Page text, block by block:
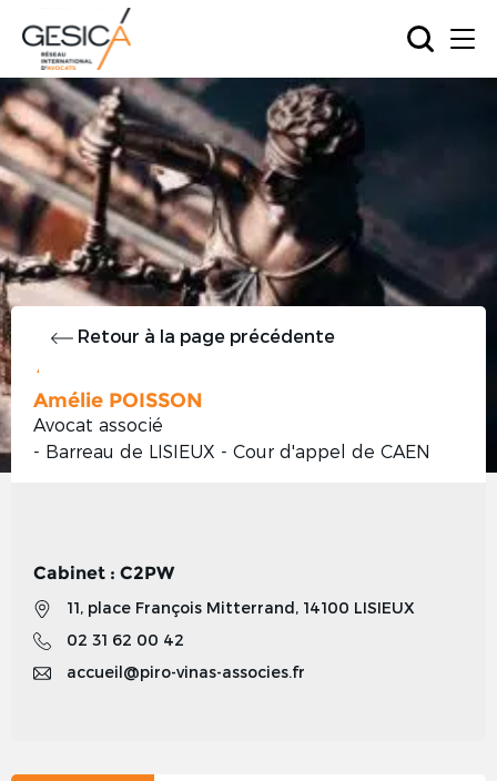
Trouver le bon avocat
grâce
au réseau GESICA
en France
ou dans le monde
Retour à la page précédente
Amélie POISSON
Avocat associé
- Barreau de LISIEUX - Cour d'appel de CAEN
Cabinet : C2PW
11, place François Mitterrand, 14100 LISIEUX
02 31 62 00 42
accueil@piro-vinas-associes.fr